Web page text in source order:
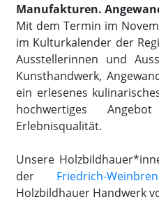
Manufakturen.
Mit dem Termin im
im Kulturkalender der
Ausstellerinnen und
Kunsthandwerk,
ein erlesenes
hochwertiges
Erlebnisqualität.
Unsere
der Friedrich-
Holzbildhauer Handwerk